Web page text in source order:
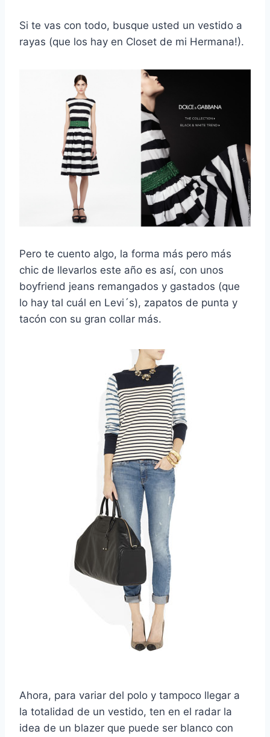
Si te vas con todo, busque usted un vestido a
rayas (que los hay en Closet de mi Hermana!).
Pero te cuento algo, la forma más pero más
chic de llevarlos este año es así, con unos
boyfriend jeans remangados y gastados (que
lo hay tal cuál en Levi´s), zapatos de punta y
tacón con su gran collar más.
Ahora, para variar del polo y tampoco llegar a
la totalidad de un vestido, ten en el radar la
idea de un blazer que puede ser blanco con